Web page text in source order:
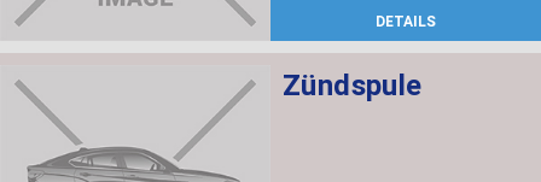
DETAILS
Zündspule